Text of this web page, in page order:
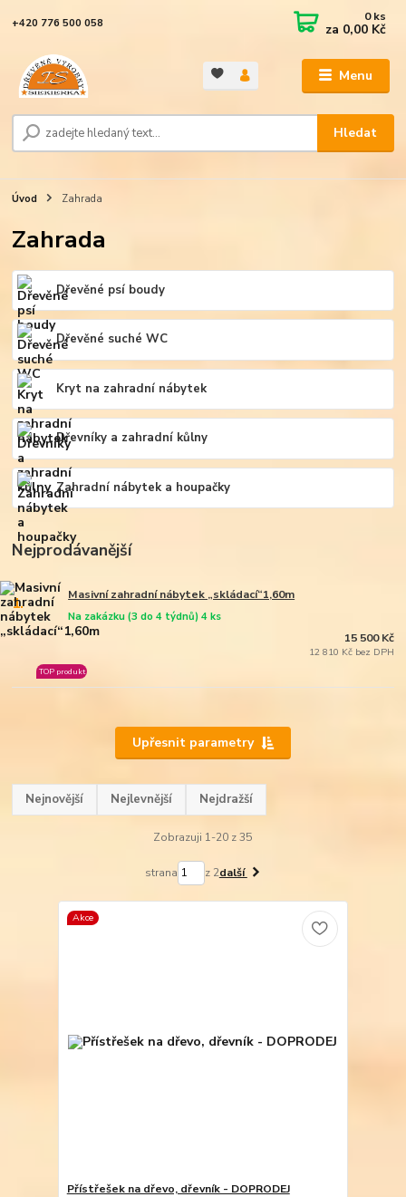
Menu
Hledat
+420 776 500 058 0ks
za 0,00 Kč
Úvod Zahrada
Zahrada
Dřevěné psí boudy
Dřevěné suché WC
Kryt na zahradní nábytek
Dřevníky a zahradní kůlny
Zahradní nábytek a houpačky
Nejprodávanější
1. Masivní zahradní nábytek „skládací“1,60m
Na zakázku (3 do 4 týdnů) 4 ks
TOP produkt
15 500 Kč
12 810 Kč bez DPH
Upřesnit parametry
Nejnovější Nejlevnější Nejdražší
Zobrazuji 1-20 z 35
strana z 2další
Akce
Přístřešek na dřevo, dřevník - DOPRODEJ